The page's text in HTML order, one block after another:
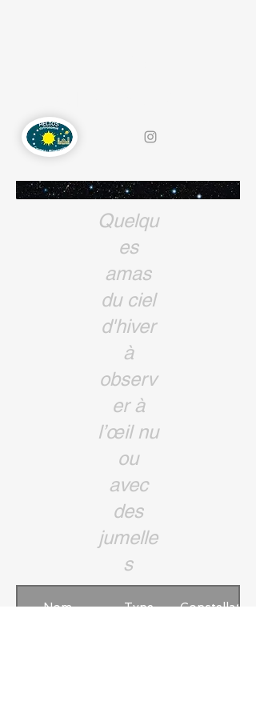
Quelqu
es
amas
du ciel
d'hiver
à
observ
er à
l’œil nu
ou
avec
des
jumelle
s
Nom Type Constellation